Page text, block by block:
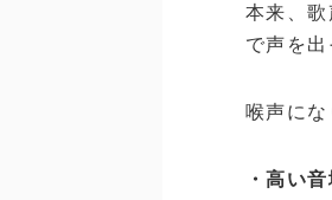
本来、
で声を
喉声にな
・高い